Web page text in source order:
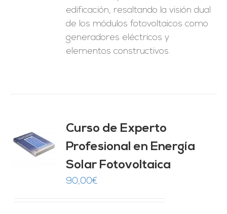
edificación, resaltando la visión dual
de los módulos fotovoltaicos como
generadores eléctricos y
elementos constructivos.
Curso de Experto
Profesional en Energía
Solar Fotovoltaica
90,00€